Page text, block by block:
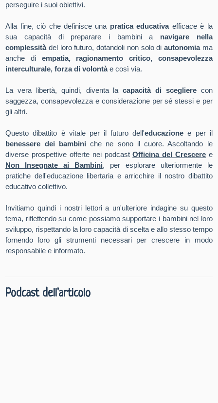
perseguire i suoi obiettivi.
Alla fine, ciò che definisce una pratica educativaefficace è la
sua capacità di preparare i bambini a navigare nella
complessitàdel loro futuro, dotandoli non solo diautonomiama
anche di empatia, ragionamento critico, consapevolezza
interculturale, forza di volontàe così via.
La vera libertà, quindi, diventa lacapacità di sceglierecon
saggezza, consapevolezza e considerazione per sé stessi e per
gli altri.
Questo dibattito è vitale per il futuro dell'educazione e per il
benessere dei bambini che ne sono il cuore. Ascoltando le
diverse prospettive offerte nei podcastOfficina del Cresceree
Non Insegnate ai Bambini, per esplorare ulteriormente le
pratiche dell'educazione libertaria e arricchire il nostro dibattito
educativo collettivo.
Invitiamo quindi i nostri lettori a un'ulteriore indagine su questo
tema, riflettendo su come possiamo supportare i bambini nel loro
sviluppo, rispettando la loro capacità di scelta e allo stesso tempo
fornendo loro gli strumenti necessari per crescere in modo
responsabile e informato.
Podcast dell'articolo